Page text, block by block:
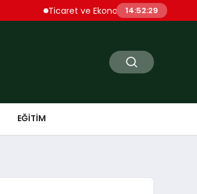
Ticaret ve Ekonomik Kulübü Genel
14:52:30
EĞITIM